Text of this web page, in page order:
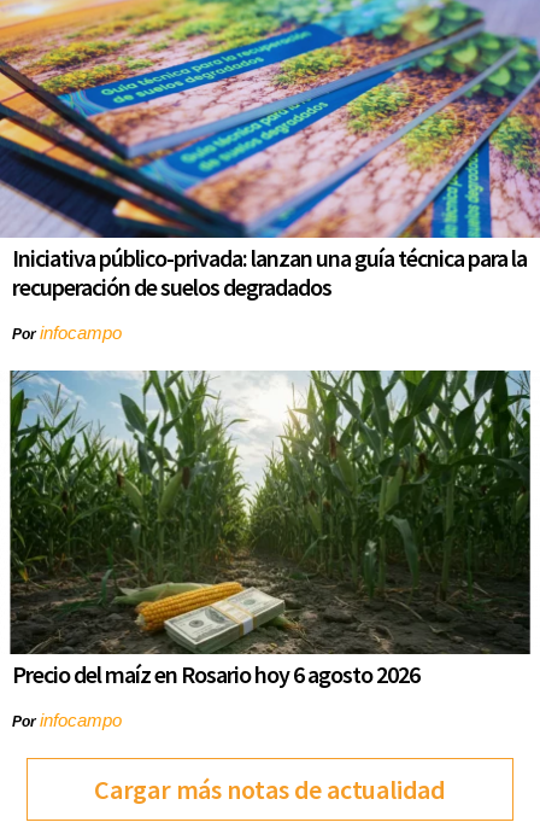
Iniciativa público-privada: lanzan una guía técnica para la
recuperación de suelos degradados
Porinfocampo
Precio del maíz en Rosario hoy 6 agosto 2026
Porinfocampo
Cargar más notas de actualidad